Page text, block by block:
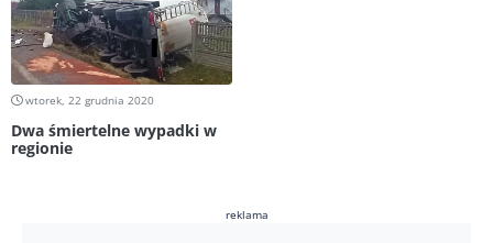
wtorek, 22 grudnia 2020
Dwa śmiertelne wypadki w
regionie
reklama